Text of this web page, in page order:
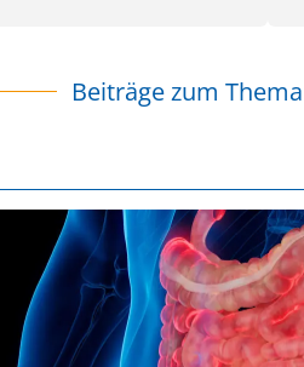
Beiträge zum